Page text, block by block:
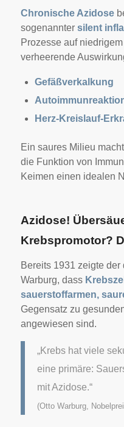
Chronische Azidose
sogenannter silent
Prozesse auf
verheerende
Gefäßverkalkung
Herz-Kreislauf-
Ein saures Milieu
die Funktion von
Keimen einen idealen
Azidose!
Krebspromotor?
Bereits 1931 zeigte
Warburg, dass
sauerstoffarmen,
Gegensatz zu
angewiesen sind.
„Krebs hat viele
eine primäre:
mit Azidose.“
(Otto Warburg,